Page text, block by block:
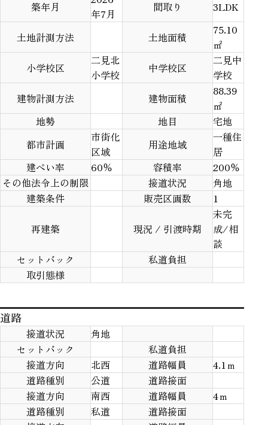
築年月
年7月
間取り 3LDK
土地計測方法 土地面積
75.10
㎡
小学校区
二見北
小学校
中学校区
二見中
学校
建物計測方法
建物面積
88.39
㎡
地勢
地目
宅地
都市計画
市街化
区域
用途地域
一種住
居
建ぺい率
60％ 容積率
200％
その他法令上の制限
接道状況
角地
建築条件
販売区画数 1
再建築 現況 / 引渡時期
未完
成/相
談
セットバック
私道負担
取引態様
道路
接道状況
角地
セットバック
私道負担
接道方向
北西 道路幅員
4.1ｍ
道路種別
公道
道路接面
接道方向
南西 道路幅員
4ｍ
道路種別
私道
道路接面